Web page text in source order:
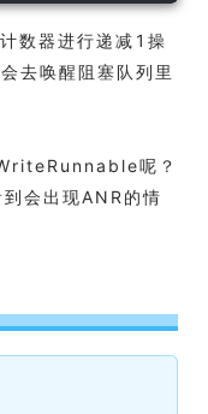
数器进行递减1操
去唤醒阻塞队列里
呢？
会出现ANR的情